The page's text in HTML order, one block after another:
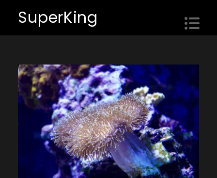
content
SuperKing